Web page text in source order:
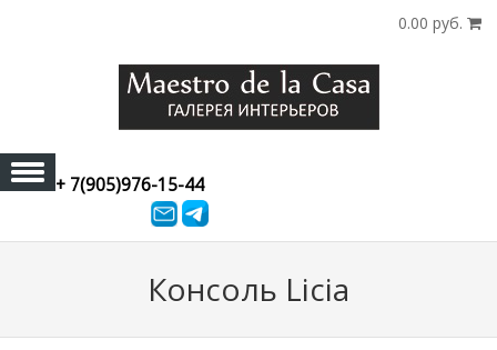
0.00 руб.
+ 7(905)976-15-44
Консоль Licia